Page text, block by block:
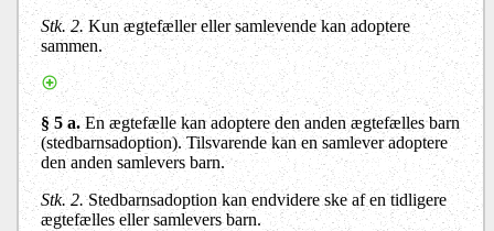
Stk. 2.Kun ægtefæller eller samlevende kan adoptere
sammen.
§ 5 a.En ægtefælle kan adoptere den anden ægtefælles barn
(stedbarnsadoption). Tilsvarende kan en samlever adoptere
den anden samlevers barn.
Stk. 2.Stedbarnsadoption kan endvidere ske af en tidligere
ægtefælles eller samlevers barn.